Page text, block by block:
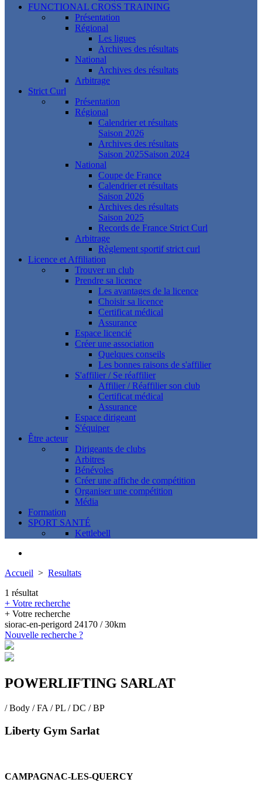
FUNCTIONAL CROSS TRAINING
Présentation
Régional
Les ligues
Archives des résultats
National
Archives des résultats
Arbitrage
Strict Curl
Présentation
Régional
Calendrier et résultats
Saison 2026
Archives des résultats
Saison 2025Saison 2024
National
Coupe de France
Calendrier et résultats
Saison 2026
Archives des résultats
Saison 2025
Records de France Strict Curl
Arbitrage
Règlement sportif strict curl
Licence et Affiliation
Trouver un club
Prendre sa licence
Les avantages de la licence
Choisir sa licence
Certificat médical
Assurance
Espace licencié
Créer une association
Quelques conseils
Les bonnes raisons de s'affilier
S'affilier / Se réaffilier
Affilier / Réaffilier son club
Certificat médical
Assurance
Espace dirigeant
S'équiper
Être acteur
Dirigeants de clubs
Arbitres
Bénévoles
Créer une affiche de compétition
Organiser une compétition
Média
Formation
SPORT SANTÉ
Kettlebell
Accueil > Resultats
1 résultat
+ Votre recherche
+ Votre recherche
siorac-en-perigord 24170 / 30km
Nouvelle recherche ?
POWERLIFTING SARLAT
/ Body / FA / PL / DC / BP
Liberty Gym Sarlat
CAMPAGNAC-LES-QUERCY